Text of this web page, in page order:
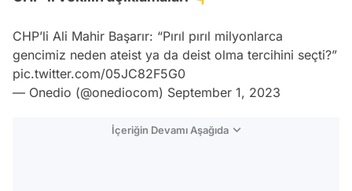
CHP’li Ali Mahir Başarır: “Pırıl pırıl milyonlarca
gencimiz neden ateist ya da deist olma tercihini seçti?”
pic.twitter.com/05JC82F5G0
— Onedio (@onediocom) September 1, 2023
İçeriğin Devamı Aşağıda